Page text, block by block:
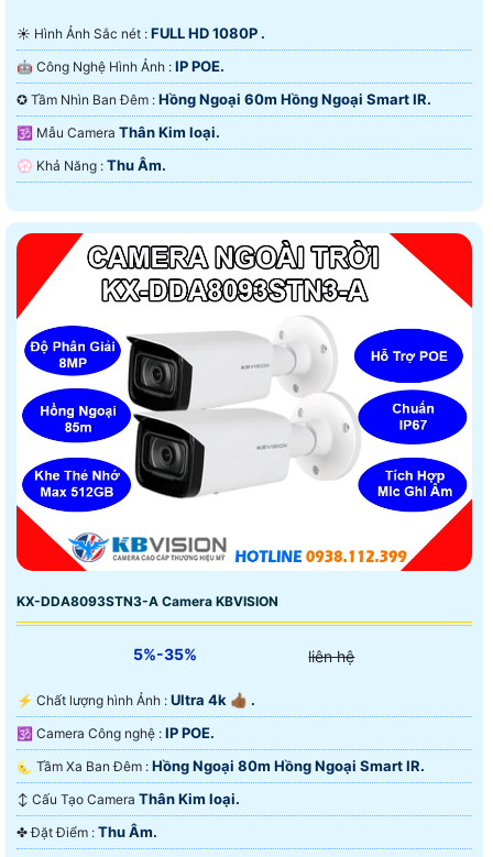
☀️ Hình Ảnh Sắc nét : FULL HD 1080P .
🤖️ Công Nghệ Hình Ảnh : IP POE.
✪ Tầm Nhìn Ban Đêm : Hồng Ngoại 60m Hồng Ngoại Smart IR.
🕉️ Mẫu Camera Thân Kim loại.
️💮 Khả Năng : Thu Âm.
KX-DDA8093STN3-A Camera KBVISION
5%-35% liên hệ
️⚡ Chất lượng hình Ảnh : Ultra 4k 👍🏾 .
🕉️ Camera Công nghệ : IP POE.
🌜 Tầm Xa Ban Đêm : Hồng Ngoại 80m Hồng Ngoại Smart IR.
↕️ Cấu Tạo Camera Thân Kim loại.
️✤ Đặt Điểm : Thu Âm.